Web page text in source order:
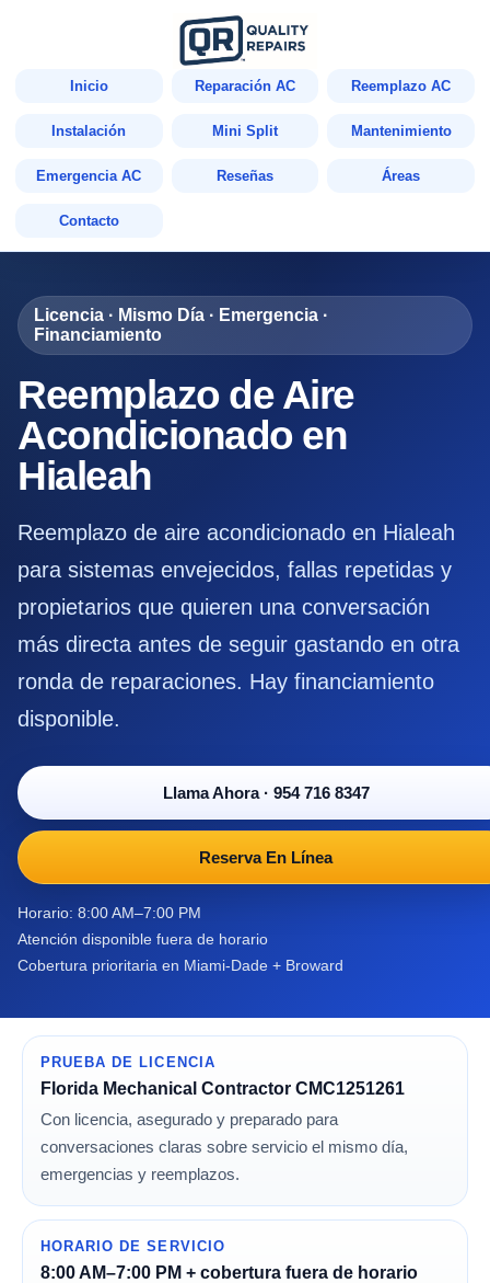
Inicio Reparación AC Reemplazo AC
Instalación Mini Split Mantenimiento
Emergencia AC Reseñas Áreas
Contacto
Licencia · Mismo Día · Emergencia ·
Financiamiento
Reemplazo de Aire
Acondicionado en
Hialeah
Reemplazo de aire acondicionado en Hialeah
para sistemas envejecidos, fallas repetidas y
propietarios que quieren una conversación
más directa antes de seguir gastando en otra
ronda de reparaciones. Hay financiamiento
disponible.
Llama Ahora· 954 716 8347
Reserva En Línea
Horario: 8:00 AM–7:00 PM
Atención disponible fuera de horario
Cobertura prioritaria en Miami-Dade + Broward
PRUEBA DE LICENCIA
Florida Mechanical Contractor CMC1251261
Con licencia, asegurado y preparado para
conversaciones claras sobre servicio el mismo día,
emergencias y reemplazos.
HORARIO DE SERVICIO
8:00 AM–7:00 PM + cobertura fuera de horario